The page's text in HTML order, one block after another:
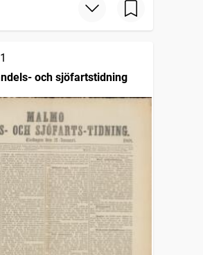
och sjöfartstidning